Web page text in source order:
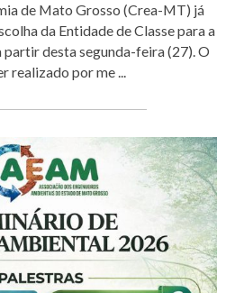
de Mato Grosso (Crea-MT) já
da Entidade de Classe para a
partir desta segunda-feira (27). O
realizado por me ...